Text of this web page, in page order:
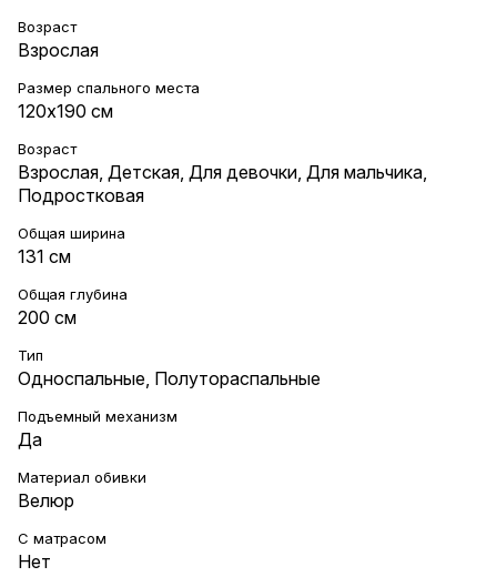
Возраст
Взрослая
Размер спального места
120х190 см
Возраст
Взрослая Детская Для девочки Для мальчика
Подростковая
Общая ширина
131 см
Общая глубина
200 см
Тип
Односпальные Полутораспальные
Подъемный механизм
Да
Материал обивки
Велюр
С матрасом
Нет